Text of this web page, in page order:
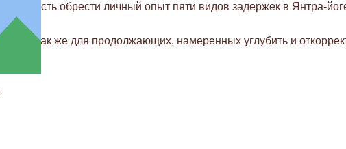
обрести личный опыт пяти видов задержек в Янтра-
а так же для продолжающих, намеренных углубить и